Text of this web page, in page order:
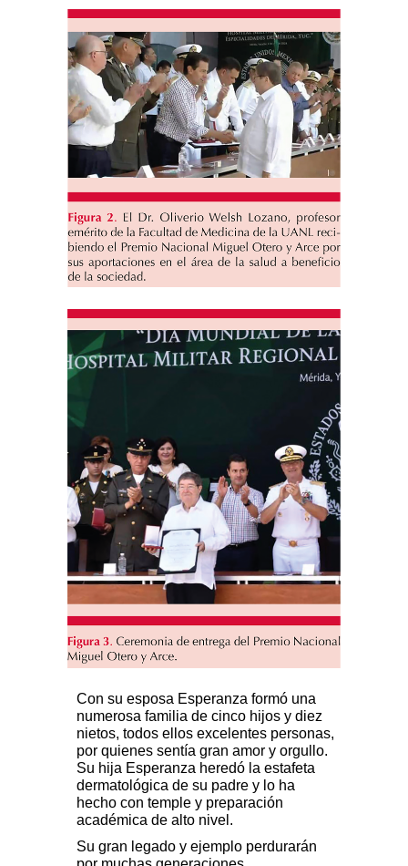
Con su esposa Esperanza formó una
numerosa familia de cinco hijos y diez
nietos, todos ellos excelentes personas,
por quienes sentía gran amor y orgullo.
Su hija Esperanza heredó la estafeta
dermatológica de su padre y lo ha
hecho con temple y preparación
académica de alto nivel.
Su gran legado y ejemplo perdurarán